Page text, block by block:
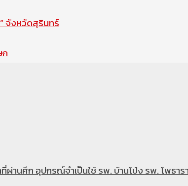
จังหวัดสุรินทร์
นศึก อุปกรณ์จำเป็นใช้ รพ. บ้านโป่ง รพ. โพธารา